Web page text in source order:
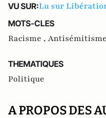
VU SUR:Lu sur
MOTS-CLES
Racisme , Antisémitisme
THEMATIQUES
Politique
A PROPOS DES